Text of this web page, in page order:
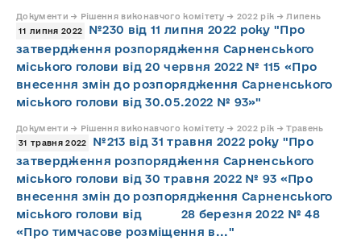
Документи → Рішення виконавчого комітету → 2022 рік → Липень
11 липня 2022
№230 від 11 липня 2022 року "Про
затвердження розпорядження Сарненського
міського голови від 20 червня 2022 № 115 «Про
внесення змін до розпорядження Сарненського
міського голови від 30.05.2022 № 93»"
Документи → Рішення виконавчого комітету → 2022 рік → Травень
31 травня 2022
№213 від 31 травня 2022 року "Про
затвердження розпорядження Сарненського
міського голови від 30 травня 2022 № 93 «Про
внесення змін до розпорядження Сарненського
міського голови від 28 березня 2022 № 48
«Про тимчасове розміщення в..."